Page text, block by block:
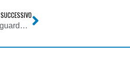
SUCCESSIVO
Pubblicità: disinvestimento nei media tradizionali riguarda tutti i comparti. Tra gennaio e aprile Nielsen rileva flessione totale investimenti pari a 18,9%